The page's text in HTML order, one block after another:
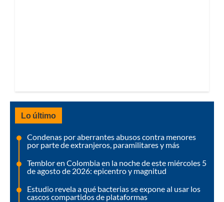
Lo último
Condenas por aberrantes abusos contra menores
por parte de extranjeros, paramilitares y más
Temblor en Colombia en la noche de este miércoles 5
de agosto de 2026: epicentro y magnitud
Estudio revela a qué bacterias se expone al usar los
cascos compartidos de plataformas